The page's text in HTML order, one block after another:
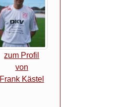
zum Profil
von
Frank Kästel